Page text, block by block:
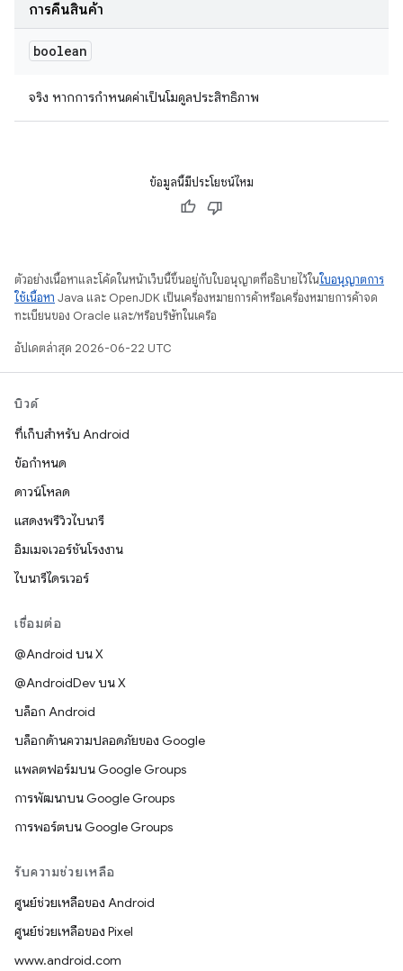
การคืนสินค้า
boolean
จริง หากการกำหนดค่าเป็นโมดูลประสิทธิภาพ
ข้อมูลนี้มีประโยชน์ไหม
ตัวอย่างเนื้อหาและโค้ดในหน้าเว็บนี้ขึ้นอยู่กับใบอนุญาตที่อธิบายไว้ในใบอนุญาตการ
ใช้เนื้อหา Java และ OpenJDK เป็นเครื่องหมายการค้าหรือเครื่องหมายการค้าจด
ทะเบียนของ Oracle และ/หรือบริษัทในเครือ
อัปเดตล่าสุด 2026-06-22 UTC
บิวด์
ที่เก็บสำหรับ Android
ข้อกำหนด
ดาวน์โหลด
แสดงพรีวิวไบนารี
อิมเมจเวอร์ชันโรงงาน
ไบนารีไดรเวอร์
เชื่อมต่อ
@Android บน X
@AndroidDev บน X
บล็อก Android
บล็อกด้านความปลอดภัยของ Google
แพลตฟอร์มบน Google Groups
การพัฒนาบน Google Groups
การพอร์ตบน Google Groups
รับความช่วยเหลือ
ศูนย์ช่วยเหลือของ Android
ศูนย์ช่วยเหลือของ Pixel
www.android.com